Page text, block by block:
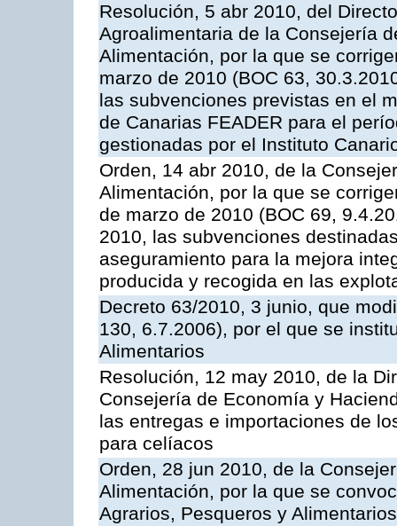
Resolución, 5 abr 2010, del
Agroalimentaria de la Consejería
Alimentación, por la que se
marzo de 2010 (BOC 63,
las subvenciones previstas en el
de Canarias FEADER para el
gestionadas por el Instituto
Orden, 14 abr 2010, de la
Alimentación, por la que se
de marzo de 2010 (BOC 69,
2010, las subvenciones
aseguramiento para la mejora
producida y recogida en las
Decreto 63/2010, 3 junio, que
130, 6.7.2006), por el que se
Alimentarios
Resolución, 12 may 2010, de la
Consejería de Economía y
las entregas e importaciones de
para celíacos
Orden, 28 jun 2010, de la
Alimentación, por la que se
Agrarios, Pesqueros y